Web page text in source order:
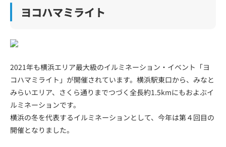
ヨコハマミライト
2021年も横浜エリア最大級のイルミネーション・イベント「ヨ
コハマミライト」が開催されています。横浜駅東口から、みなと
みらいエリア、さくら通りまでつづく全長約1.5kmにもおよぶイ
ルミネーションです。
横浜の冬を代表するイルミネーションとして、今年は第４回目の
開催となりました。